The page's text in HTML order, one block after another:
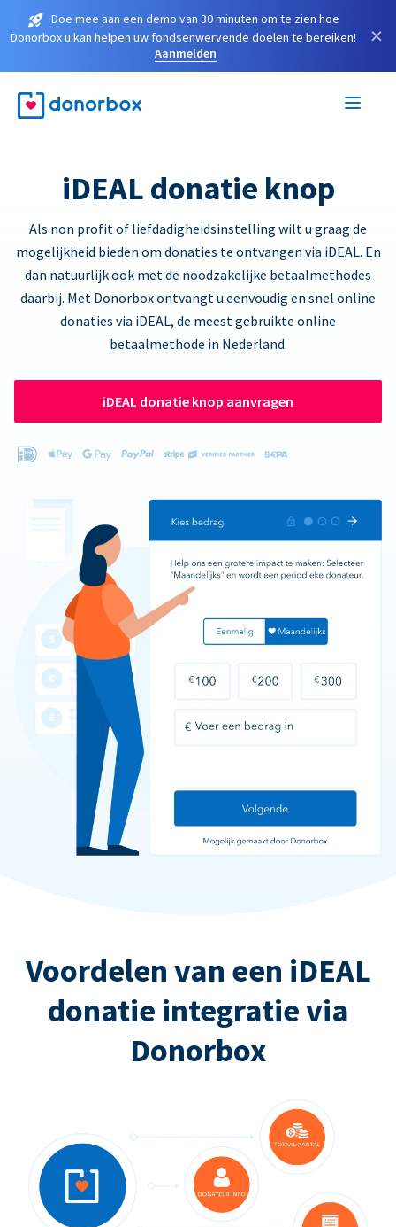
Doe mee aan een demo van 30 minuten om te zien hoe
Donorbox u kan helpen uw fondsenwervende doelen te bereiken!
Aanmelden
×
iDEAL donatie knop
Als non profit of liefdadigheidsinstelling wilt u graag de
mogelijkheid bieden om donaties te ontvangen via iDEAL. En
dan natuurlijk ook met de noodzakelijke betaalmethodes
daarbij. Met Donorbox ontvangt u eenvoudig en snel online
donaties via iDEAL, de meest gebruikte online
betaalmethode in Nederland.
iDEAL donatie knop aanvragen
Voordelen van een iDEAL
donatie integratie via
Donorbox